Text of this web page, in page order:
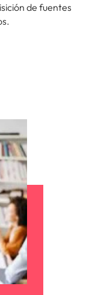
de fuentes